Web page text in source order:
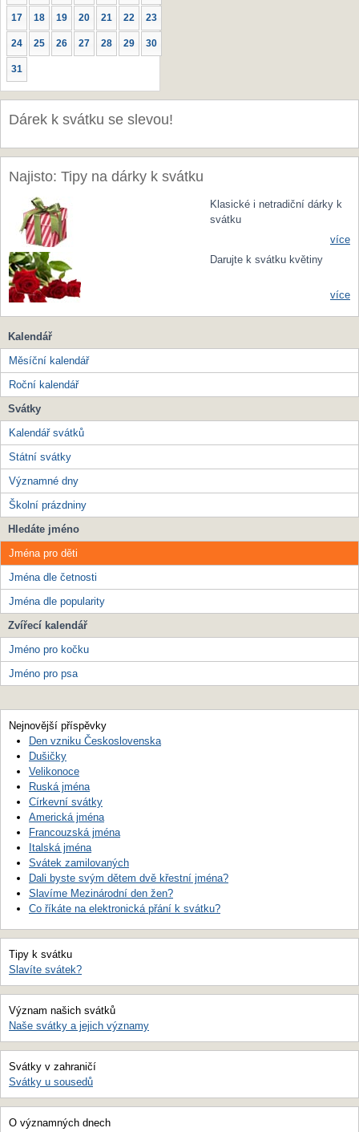
17 18 19 20 21 22 23
24 25 26 27 28 29 30
31
Dárek k svátku se slevou!
Najisto: Tipy na dárky k svátku
Klasické i netradiční dárky k
svátku
více
Darujte k svátku květiny
více
Kalendář
Měsíční kalendář
Roční kalendář
Svátky
Kalendář svátků
Státní svátky
Významné dny
Školní prázdniny
Hledáte jméno
Jména pro děti
Jména dle četnosti
Jména dle popularity
Zvířecí kalendář
Jméno pro kočku
Jméno pro psa
Nejnovější příspěvky
Den vzniku Československa
Dušičky
Velikonoce
Ruská jména
Církevní svátky
Americká jména
Francouzská jména
Italská jména
Svátek zamilovaných
Dali byste svým dětem dvě křestní jména?
Slavíme Mezinárodní den žen?
Co říkáte na elektronická přání k svátku?
Tipy k svátku
Slavíte svátek?
Význam našich svátků
Naše svátky a jejich významy
Svátky v zahraničí
Svátky u sousedů
O významných dnech